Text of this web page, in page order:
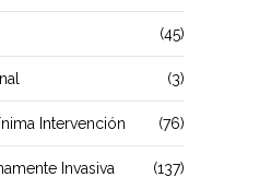
(45)
(3)
Intervención (76)
Invasiva (137)